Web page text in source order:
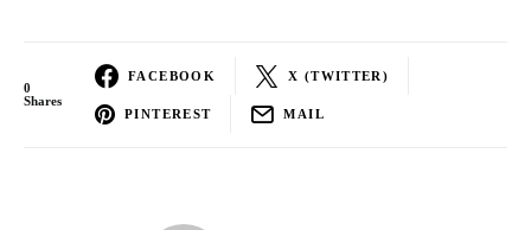
0
Shares
FACEBOOK X (TWITTER)
PINTEREST MAIL